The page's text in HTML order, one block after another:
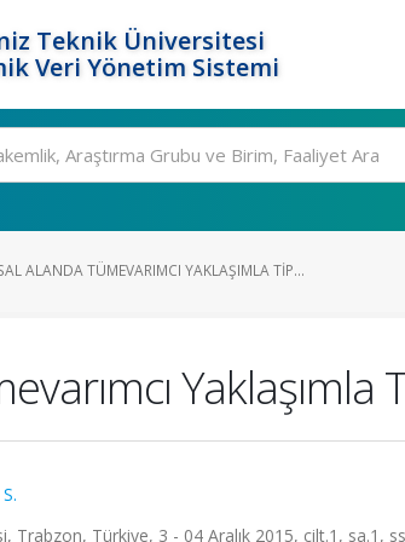
Teknik Üniversitesi
Veri Yönetim Sistemi
ALANDA TÜMEVARIMCI YAKLAŞIMLA TIP...
Trabzon, Türkiye, 3 - 04 Aralık 2015, cilt.1, sa.1,